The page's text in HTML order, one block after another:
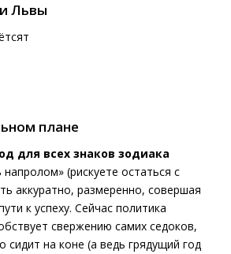
Львы
плане
для всех знаков зодиака
(рискуете остаться с
аккуратно, размеренно, совершая
к успеху. Сейчас политика
свержению самих седоков,
сидит на коне (а ведь грядущий год